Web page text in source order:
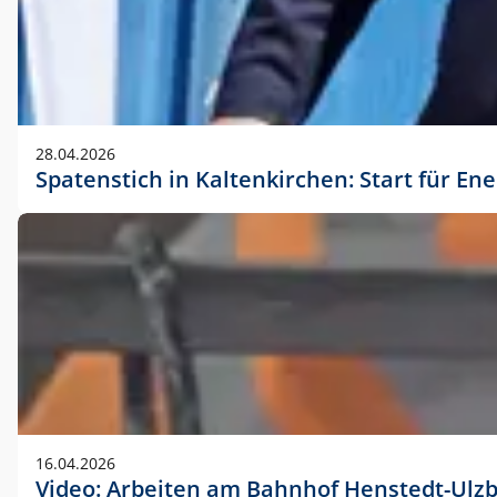
28.04.2026
Spatenstich in Kaltenkirchen: Start für
16.04.2026
Video: Arbeiten am Bahnhof Henstedt-